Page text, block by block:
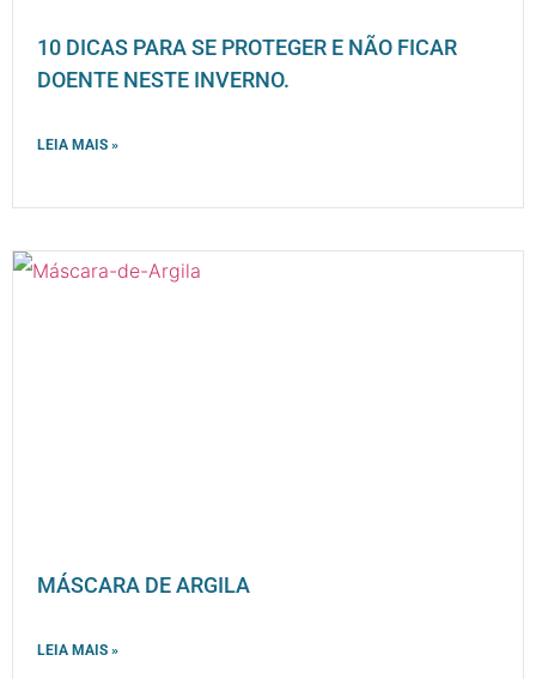
10 DICAS PARA SE PROTEGER E NÃO FICAR
DOENTE NESTE INVERNO.
LEIA MAIS »
MÁSCARA DE ARGILA
LEIA MAIS »